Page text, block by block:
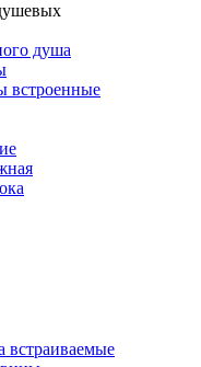
душа
встроенные
встраиваемые